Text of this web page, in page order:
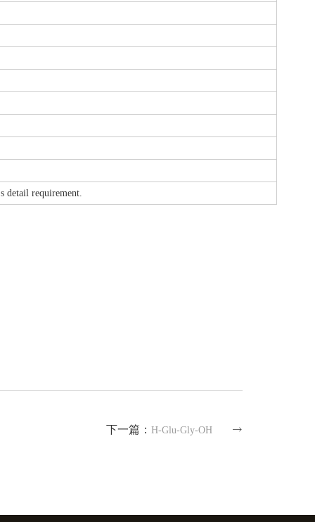
detail requirement.
下一篇：H-Glu-Gly-OH